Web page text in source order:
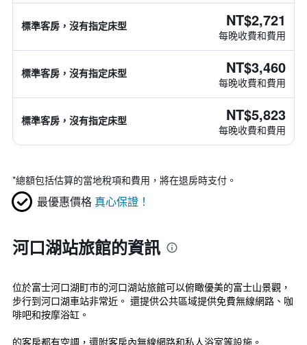
標準客房，沒有指定床型 NT$2,721
每晚收費和費用
標準客房，沒有指定床型 NT$3,460
每晚收費和費用
標準客房，沒有指定床型 NT$5,823
每晚收費和費用
*總額包括估算的當地稅項和費用，將在退房時支付。
最優惠價格 真心保證！
河口湖站旅館的資訊
位於富士河口湖町市的河口湖站旅館可以俯瞰優美的富士山景觀，
步行到河口湖車站非常近。 還提供公共區域提供免費無線網路、咖
啡吧和按摩浴缸。
的客房都有空調，還附客房內無線網路和私人浴室等設施。